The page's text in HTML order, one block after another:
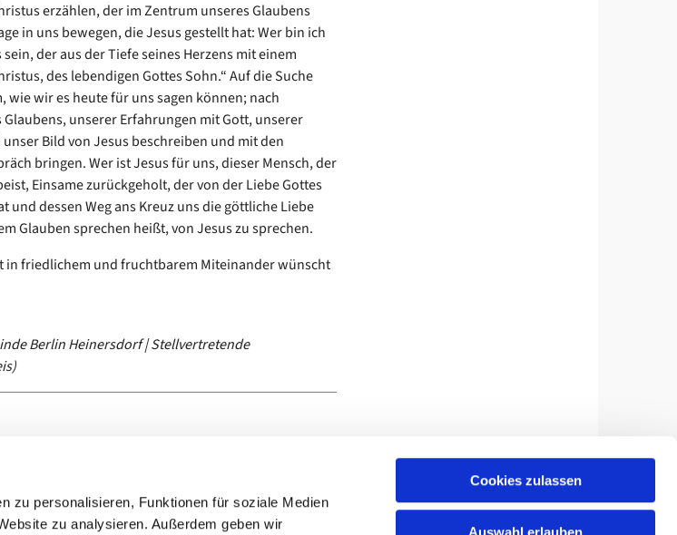
zu personalisieren, Funktionen für soziale Medien
zu analysieren. Außerdem geben wir
Cookies zulassen
Auswahl erlauben
erzählen, der im Zentrum unseres Glaubens
in uns bewegen, die Jesus gestellt hat: Wer bin ich
der aus der Tiefe seines Herzens mit einem
des lebendigen Gottes Sohn.“ Auf die Suche
wie wir es heute für uns sagen können; nach
unserer Erfahrungen mit Gott, unserer
Bild von Jesus beschreiben und mit den
bringen. Wer ist Jesus für uns, dieser Mensch, der
Einsame zurückgeholt, der von der Liebe Gottes
und dessen Weg ans Kreuz uns die göttliche Liebe
Glauben sprechen heißt, von Jesus zu sprechen.
in friedlichem und fruchtbarem Miteinander wünscht
Berlin Heinersdorf | Stellvertretende
Rolland-Str. 54, 13089 Berlin 030.9237852-0 suptur@kirche-berlin-nordost.de